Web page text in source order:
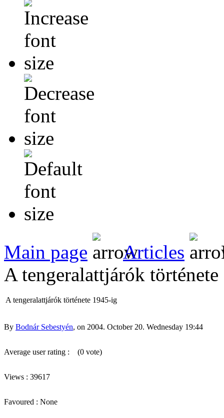
Main page Articles
A tengeralattjárók
A tengeralattjárók története 1945-ig
By Bodnár Sebestyén, on 2004. October 20. Wednesday 19:44
Average user rating : (0 vote)
Views : 39617
Favoured : None